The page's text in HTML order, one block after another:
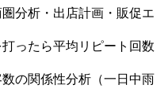
分析・出店計画・販促エ
ったら平均リピート回数
の関係性分析（一日中雨